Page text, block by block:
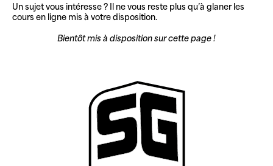
Un sujet vous intéresse ? Il ne vous reste plus qu’à glaner les
cours en ligne mis à votre disposition.
Bientôt mis à disposition sur cette page !